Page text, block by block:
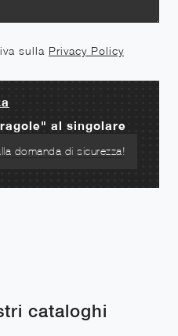
cataloghi
sulla Privacy Policy
al singolare